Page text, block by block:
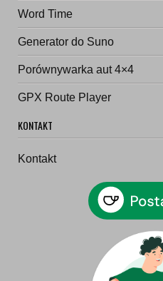
Word Time
Generator do Suno
Porównywarka aut 4×4
GPX Route Player
KONTAKT
Kontakt